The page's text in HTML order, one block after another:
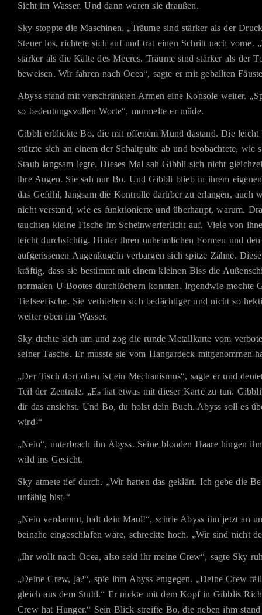
Sicht im Wasser. Und dann waren sie draußen.
Sky stoppte die Maschinen. „Träume sind stärker als der
Steuer los, richtete sich auf und trat einen Schritt nach vorne.
stärker als die Kälte des Meeres. Träume sind stärker als der
beweisen. Wir fahren nach Ocea“, sagte er mit geballten
Abyss stand mit verschränkten Armen eine Konsole weiter.
so bedeutungsvollen Worte“, murmelte er müde.
Gibbli erblickte Bo, die mit offenem Mund dastand. Die leicht
stützte sich an einem der Schaltpulte ab und beobachtete, wie
Staub langsam legte. Dieses Mal sah Gibbli sich nicht
ihre Augen. Sie sah nur Bo. Und Gibbli blieb in ihrem
das Gefühl, langsam die Kontrolle darüber zu erlangen, auch
nicht verstand, wie es funktionierte und überhaupt, warum.
tauchten kleine Fische im Scheinwerferlicht auf. Viele von
leicht durchsichtig. Hinter ihren unheimlichen Formen und
aufgerissenen Augenkugeln verbargen sich spitze Zähne.
kräftig, dass sie bestimmt mit einem kleinen Biss die
normalen U-Bootes durchlöchern konnten. Irgendwie mochte
Tiefseefische. Sie verhielten sich bedächtiger und nicht so
weiter oben im Wasser.
Sky drehte sich um und zog die runde Metallkarte vom
seiner Tasche. Er musste sie vom Hangardeck mitgenommen
„Der Tisch dort oben ist ein Mechanismus“, sagte er und
Teil der Zentrale. „Es hat etwas mit dieser Karte zu tun.
dir das ansiehst. Und Bo, du holst dein Buch. Abyss soll es
wird-“
„Nein“, unterbrach ihn Abyss. Seine blonden Haare hingen
wild ins Gesicht.
Sky atmete tief durch. „Wir hatten das geklärt. Ich gebe die
unfähig bist-“
„Nein verdammt, halt dein Maul!“, schrie Abyss ihn jetzt an
beinahe eingeschlafen wäre, schreckte hoch. „Wir sind nicht
„Ihr wollt nach Ocea, also seid ihr meine Crew“, sagte Sky
„Deine Crew, ja?“, spie ihm Abyss entgegen. „Deine Crew
gleich aus dem Stuhl.“ Er nickte mit dem Kopf in Gibblis
Crew hat Hunger.“ Sein Blick streifte Bo, die neben ihm